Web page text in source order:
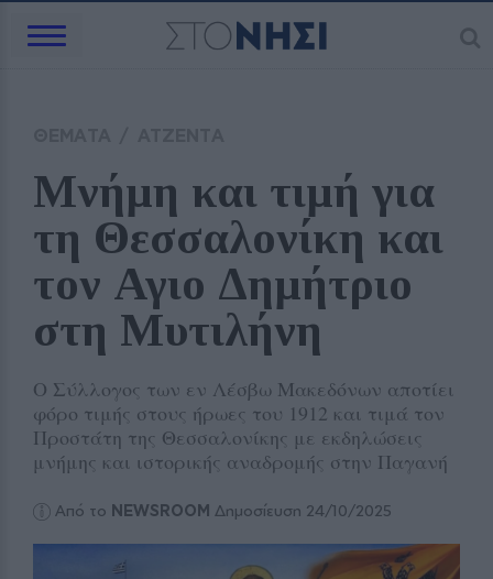
Μνήμη και τιμή για
τη Θεσσαλονίκη και
τον Αγιο Δημήτριο
στη Μυτιλήνη
Ο Σύλλογος των εν Λέσβω Μακεδόνων αποτίει
φόρο τιμής στους ήρωες του 1912 και τιμά τον
Προστάτη της Θεσσαλονίκης με εκδηλώσεις
μνήμης και ιστορικής αναδρομής στην Παγανή
Από το NEWSROOM Δημοσίευση 24/10/2025